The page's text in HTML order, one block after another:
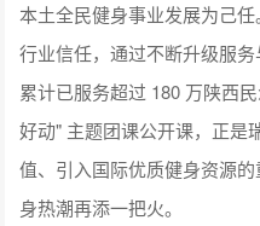
本土全民健身事业发展为己
行业信任，通过不断升级服
累计已服务超过 180 万陕西
好动" 主题团课公开课，正是
值、引入国际优质健身资源
身热潮再添一把火。